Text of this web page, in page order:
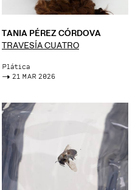
TANIA PÉREZ CÓRDOVA
TRAVESÍA CUATRO
Plática
-> 21 MAR 2026